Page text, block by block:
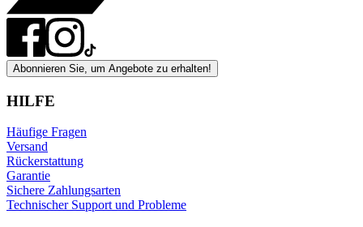
Abonnieren Sie, um Angebote zu erhalten!
HILFE
Häufige Fragen
Versand
Rückerstattung
Garantie
Sichere Zahlungsarten
Technischer Support und Probleme